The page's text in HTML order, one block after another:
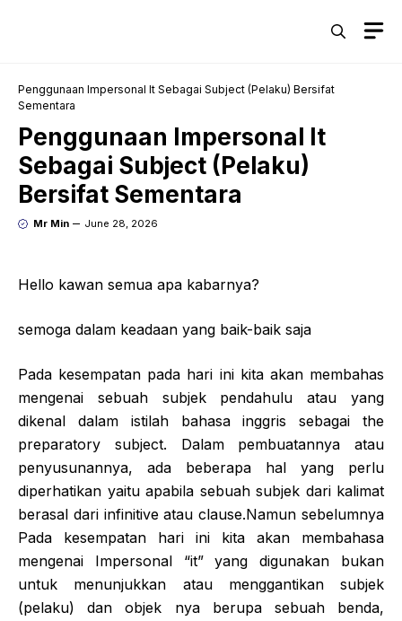
Penggunaan Impersonal It Sebagai Subject (Pelaku) Bersifat
Sementara
Penggunaan Impersonal It
Sebagai Subject (Pelaku)
Bersifat Sementara
Mr Min June 28, 2026
Hello kawan semua apa kabarnya?
semoga dalam keadaan yang baik-baik saja
Pada kesempatan pada hari ini kita akan membahas
mengenai sebuah subjek pendahulu atau yang
dikenal dalam istilah bahasa inggris sebagai the
preparatory subject. Dalam pembuatannya atau
penyusunannya, ada beberapa hal yang perlu
diperhatikan yaitu apabila sebuah subjek dari kalimat
berasal dari infinitive atau clause.Namun sebelumnya
Pada kesempatan hari ini kita akan membahasa
mengenai Impersonal “it” yang digunakan bukan
untuk menunjukkan atau menggantikan subjek
(pelaku) dan objek nya berupa sebuah benda,